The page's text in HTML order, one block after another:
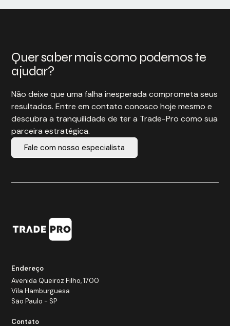
Quer saber mais como podemos te
ajudar?
Não deixe que uma falha inesperada comprometa seus
resultados. Entre em contato conosco hoje mesmo e
descubra a tranquilidade de ter a Trade-Pro como sua
parceira estratégica.
Fale com nosso especialista
Endereço
Avenida Queiroz Filho, 1700
Vila Hamburguesa
São Paulo - SP
Contato